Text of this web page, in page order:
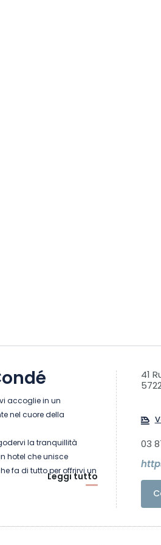
accoglie in un
nel cuore della
la tranquillità
hotel che unisce
fa di tutto per offrirvi un
Leggi tutto
41
03